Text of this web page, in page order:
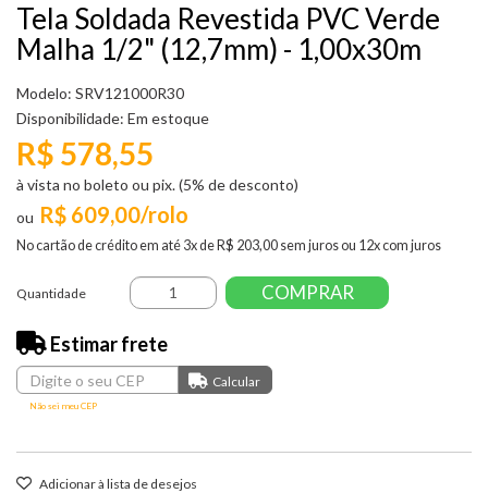
Tela Soldada Revestida PVC Verde
Malha 1/2" (12,7mm) - 1,00x30m
Modelo: SRV121000R30
Disponibilidade: Em estoque
R$ 609,00/rolo
No cartão de crédito em até 3x de R$ 203,00 sem juros ou 12x com juros
R$ 578,55
à vista no boleto ou pix. (5% de desconto)
Quantidade COMPRAR
Estimar frete
Não sei meu CEP
Adicionar à lista de desejos